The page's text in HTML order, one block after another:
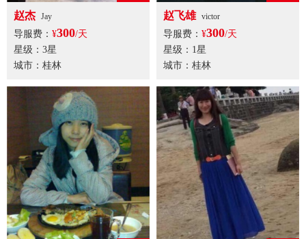
赵杰 Jay
导服费： ¥300/天
星级：3星
城市：桂林
赵飞雄 victor
导服费： ¥300/天
星级：1星
城市：桂林